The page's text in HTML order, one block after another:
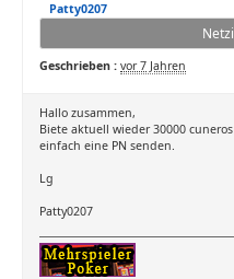
Patty0207
Geschrieben : vor 7 Jahren
Hallo zusammen,
Biete aktuell wieder 30000
einfach eine PN senden.
Lg
Patty0207